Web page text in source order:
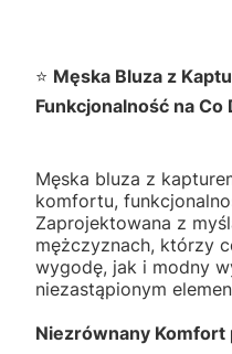
⭐ Męska Bluza z
Funkcjonalność na Co
Męska bluza z
komfortu,
Zaprojektowana z
mężczyznach, którzy
wygodę, jak i modny
niezastąpionym
Niezrównany Komfort